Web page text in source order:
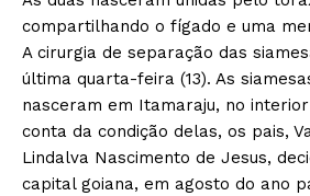
compartilhando o fígado e uma
A cirurgia de separação das
última quarta-feira (13). As
nasceram em Itamaraju, no
conta da condição delas, os pais,
Lindalva Nascimento de Jesus,
capital goiana, em agosto do ano